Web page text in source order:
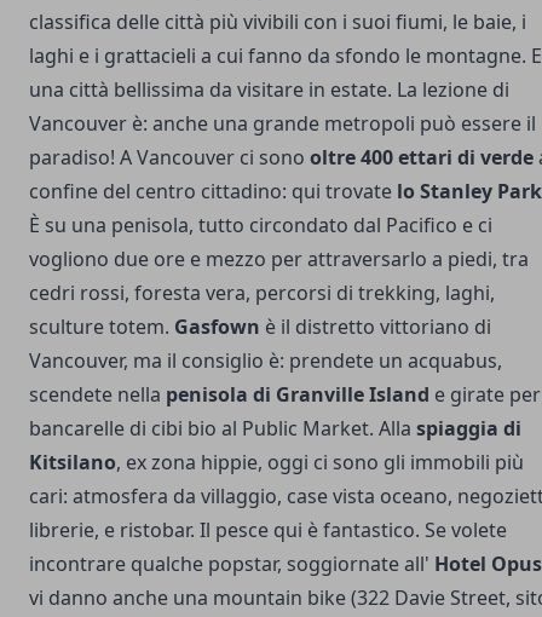
classifica delle città più vivibili con i suoi fiumi, le baie, i
laghi e i grattacieli a cui fanno da sfondo le montagne.
una città bellissima da visitare in estate. La lezione di
Vancouver è: anche una grande metropoli può essere il
paradiso! A Vancouver ci sono oltre 400 ettari di verde
confine del centro cittadino: qui trovate lo Stanley Park
È su una penisola, tutto circondato dal Pacifico e ci
vogliono due ore e mezzo per attraversarlo a piedi, tra
cedri rossi, foresta vera, percorsi di trekking, laghi,
sculture totem. Gasfown è il distretto vittoriano di
Vancouver, ma il consiglio è: prendete un acquabus,
scendete nella penisola di Granville Island e girate
bancarelle di cibi bio al Public Market. Alla spiaggia di
Kitsilano, ex zona hippie, oggi ci sono gli immobili più
cari: atmosfera da villaggio, case vista oceano,
librerie, e ristobar. Il pesce qui è fantastico. Se volete
incontrare qualche popstar, soggiornate all' Hotel Opus
vi danno anche una mountain bike (322 Davie Street,